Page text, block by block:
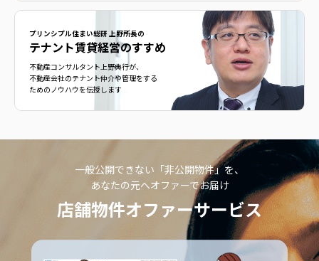
プリンシプル住まい総研 上野所長の
テナント賃貸経営のすすめ
不動産コンサルタント上野典行が、
不動産会社のテナント仲介や管理をする
ためのノウハウを伝授します
一般公開できない「非公開物件」を、
あなたの元へオファーでお届け
店舗物件オファーサービス